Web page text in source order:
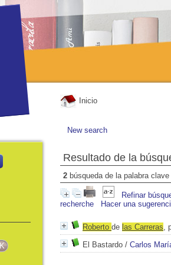
Inicio
New search
Resultado de la
2 búsqueda de la palabra clave
Refinar
recherche
Hacer una
Roberto de las Carreras,
El Bastardo / Carlos